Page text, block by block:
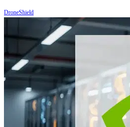
DroneShield